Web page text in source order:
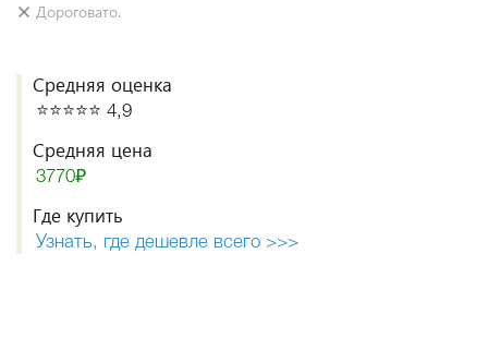
Дороговато.
Средняя оценка
⭐️⭐️⭐️⭐️⭐️ 4,9
Средняя цена
3770₽
Где купить
Узнать, где дешевле всего >>>